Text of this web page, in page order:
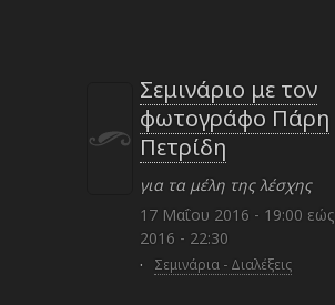
Σεμινάριο με τον
φωτογράφο Πάρη
Πετρίδη
για τα μέλη της λέσχης
17 Μαΐου 2016 - 19:00 εώς
2016 - 22:30
· Σεμινάρια - Διαλέξεις